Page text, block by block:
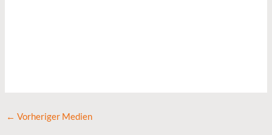
← Vorheriger Medien